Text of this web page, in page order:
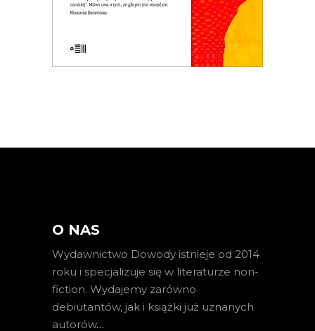
E-BOOK DO KOSZYKA
O NAS
Wydawnictwo Dowody istnieje od 2014
roku i specjalizuje się w literaturze non-
fiction. Wydajemy zarówno
debiutantów, jak i książki już uznanych
autorów…